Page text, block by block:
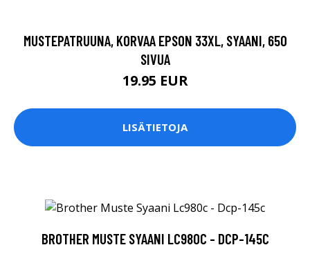
MUSTEPATRUUNA, KORVAA EPSON 33XL, SYAANI, 650
SIVUA
19.95 EUR
LISÄTIETOJA
BROTHER MUSTE SYAANI LC980C - DCP-145C